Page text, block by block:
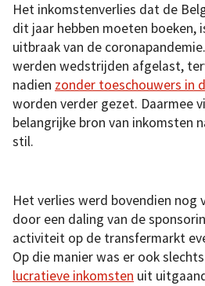
Het inkomstenverlies dat de
dit jaar hebben moeten boeken,
uitbraak van de
werden wedstrijden afgelast,
nadien zonder toeschouwers in
worden verder gezet. Daarmee
belangrijke bron van inkomsten
stil.
Het verlies werd bovendien nog
door een daling van de
activiteit op de transfermarkt
Op die manier was er ook slechts
lucratieve inkomsten uit